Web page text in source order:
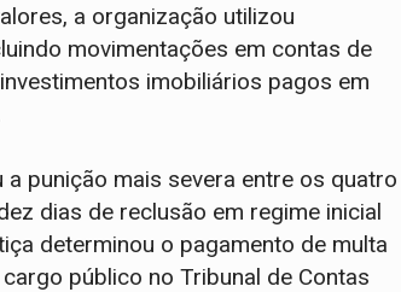
a organização utilizou
movimentações em contas de
imobiliários pagos em
punição mais severa entre os quatro
dias de reclusão em regime inicial
determinou o pagamento de multa
público no Tribunal de Contas